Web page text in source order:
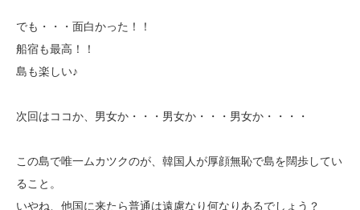
でも・・・面白かった！！
船宿も最高！！
島も楽しい♪
次回はココか、男女か・・・男女か・・・男女か・・・・
この島で唯一ムカツクのが、韓国人が厚顔無恥で島を闊歩してい
ること。
いやね、他国に来たら普通は遠慮なり何なりあるでしょう？